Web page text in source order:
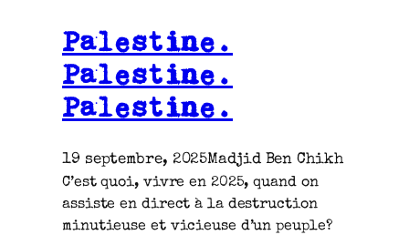
Palestine.
Palestine.
Palestine.
19 septembre, 2025Madjid Ben Chikh
C’est quoi, vivre en 2025, quand on
assiste en direct à la destruction
minutieuse et vicieuse d’un peuple?